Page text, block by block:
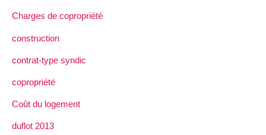
Charges de copropriété
construction
contrat-type syndic
copropriété
Coût du logement
duflot 2013